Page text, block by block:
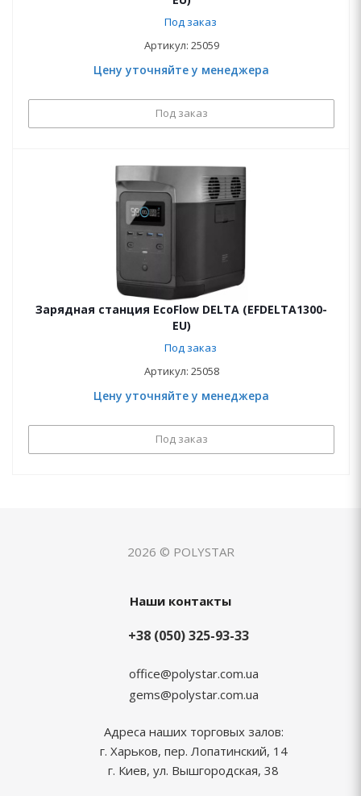
Под заказ
Артикул: 25059
Цену уточняйте у менеджера
Под заказ
Зарядная станция EcoFlow DELTA (EFDELTA1300-
EU)
Под заказ
Артикул: 25058
Цену уточняйте у менеджера
Под заказ
2026 © POLYSTAR
Наши контакты
+38 (050) 325-93-33
office@polystar.com.ua
gems@polystar.com.ua
Адреса наших торговых залов:
г. Харьков, пер. Лопатинский, 14
г. Киев, ул. Вышгородская, 38